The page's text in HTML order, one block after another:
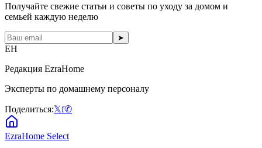
Получайте свежие статьи и советы по уходу за домом и
семьей каждую неделю
➤
EH
Редакция EzraHome
Эксперты по домашнему персоналу
Поделиться:𝕏f✆
EzraHome Select